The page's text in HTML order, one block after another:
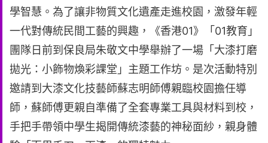
學智慧。為了讓非物質文化遺產走進校園，激發年輕
一代對傳統民間工藝的興趣，《香港01》「01教育」
團隊日前到保良局朱敬文中學舉辦了一場「大漆打磨
拋光：小飾物煥彩課堂」主題工作坊。是次活動特別
邀請到大漆文化技藝師蘇志明師傅親臨校園擔任導
師，蘇師傅更親自準備了全套專業工具與材料到校，
手把手帶領中學生揭開傳統漆藝的神秘面紗，親身體